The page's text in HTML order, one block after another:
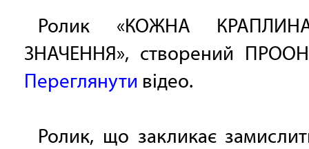
Ролик «КОЖНА
ЗНАЧЕННЯ», створений
Переглянути відео.
Ролик, що закликає